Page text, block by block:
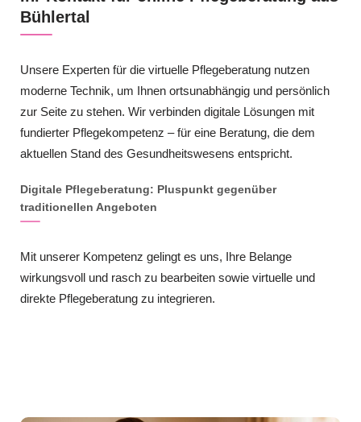
Bühlertal
Unsere Experten für die virtuelle Pflegeberatung nutzen
moderne Technik, um Ihnen ortsunabhängig und persönlich
zur Seite zu stehen. Wir verbinden digitale Lösungen mit
fundierter Pflegekompetenz – für eine Beratung, die dem
aktuellen Stand des Gesundheitswesens entspricht.
Digitale Pflegeberatung: Pluspunkt gegenüber
traditionellen Angeboten
Mit unserer Kompetenz gelingt es uns, Ihre Belange
wirkungsvoll und rasch zu bearbeiten sowie virtuelle und
direkte Pflegeberatung zu integrieren.